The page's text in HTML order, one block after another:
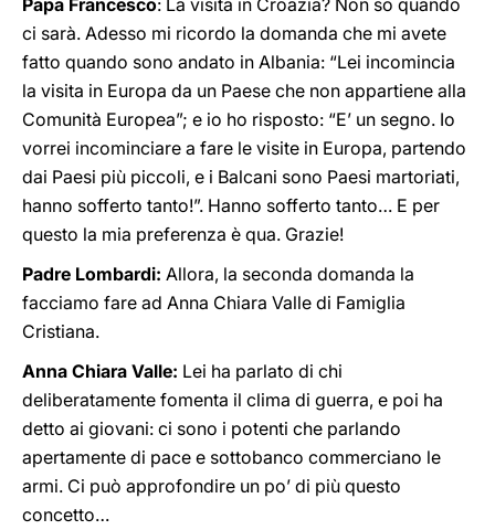
Papa Francesco: La visita in Croazia? Non so quando
ci sarà. Adesso mi ricordo la domanda che mi avete
fatto quando sono andato in Albania: “Lei incomincia
la visita in Europa da un Paese che non appartiene alla
Comunità Europea”; e io ho risposto: “E’ un segno. Io
vorrei incominciare a fare le visite in Europa, partendo
dai Paesi più piccoli, e i Balcani sono Paesi martoriati,
hanno sofferto tanto!”. Hanno sofferto tanto… E per
questo la mia preferenza è qua. Grazie!
Padre Lombardi: Allora, la seconda domanda la
facciamo fare ad Anna Chiara Valle di Famiglia
Cristiana.
Anna Chiara Valle: Lei ha parlato di chi
deliberatamente fomenta il clima di guerra, e poi ha
detto ai giovani: ci sono i potenti che parlando
apertamente di pace e sottobanco commerciano le
armi. Ci può approfondire un po’ di più questo
concetto…